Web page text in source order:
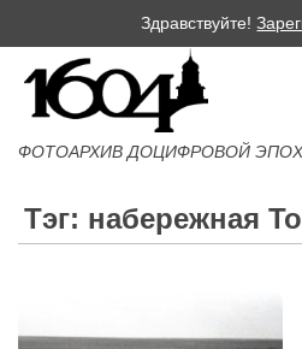
Здравствуйте!
ФОТОАРХИВ ДОЦИФРОВОЙ
Тэг: набережная